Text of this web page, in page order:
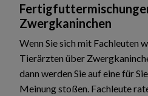
Zwergkaninchen
Wenn Sie sich mit Fachleuten
Tierärzten über
dann werden Sie auf eine für
Meinung stoßen. Fachleute